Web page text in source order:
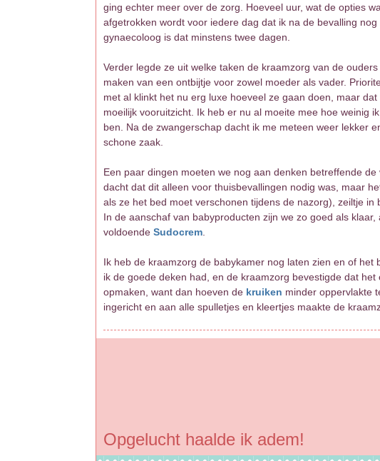
ging echter meer over de zorg. Hoeveel uur, wat de opties
afgetrokken wordt voor iedere dag dat ik na de bevalling
gynaecoloog is dat minstens twee dagen.
Verder legde ze uit welke taken de kraamzorg van de
maken van een ontbijtje voor zowel moeder als vader.
met al klinkt het nu erg luxe hoeveel ze gaan doen, maar
moeilijk vooruitzicht. Ik heb er nu al moeite mee hoe weinig
ben. Na de zwangerschap dacht ik me meteen weer lekker
schone zaak.
Een paar dingen moeten we nog aan denken betreffende de
dacht dat dit alleen voor thuisbevallingen nodig was, maar
als ze het bed moet verschonen tijdens de nazorg), zeiltje in
In de aanschaf van babyproducten zijn we zo goed als
voldoende Sudocrem
Ik heb de kraamzorg de babykamer nog laten zien en of
ik de goede deken had, en de kraamzorg bevestigde dat
opmaken, want dan hoeven de kruiken minder oppervlakte
ingericht en aan alle spulletjes en kleertjes maakte de
Opgelucht haalde ik adem!